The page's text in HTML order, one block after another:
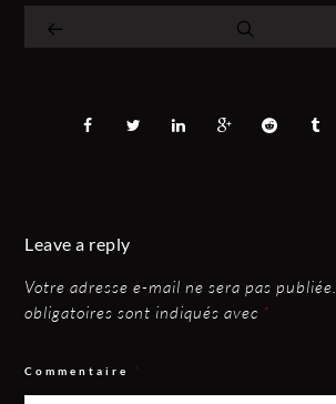
Leave a reply
Votre adresse e-mail ne sera pas publiée.
obligatoires sont indiqués avec *
Commentaire *